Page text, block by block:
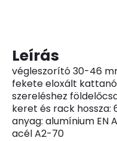
Leírás
végleszorító 30-46
fekete eloxált
szereléshez
keret és rack hossza:
anyag: alumínium EN
acél A2-70